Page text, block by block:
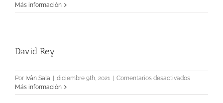
Imaz
Más información
David Rey
Por Iván Sala diciembre 9th, 2021 Comentarios desactivadosen
Rey
Más información